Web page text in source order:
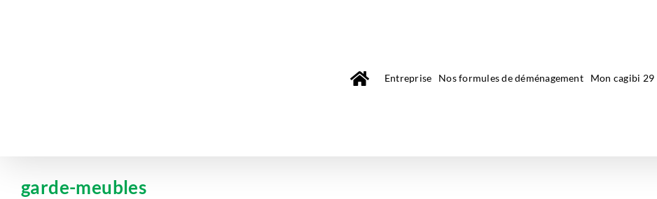
Entreprise Nos formules de déménagement Mon cagibi 29
garde-meubles